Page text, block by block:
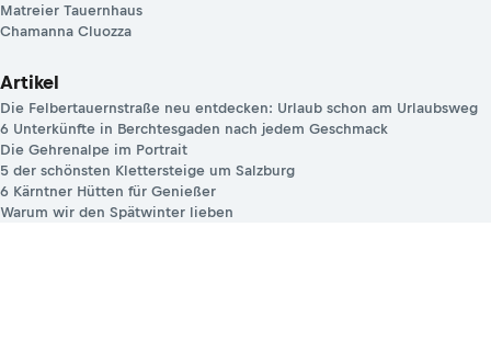
Matreier Tauernhaus
Chamanna Cluozza
Artikel
Die Felbertauernstraße neu entdecken: Urlaub schon am Urlaubsweg
6 Unterkünfte in Berchtesgaden nach jedem Geschmack
Die Gehrenalpe im Portrait
5 der schönsten Klettersteige um Salzburg
6 Kärntner Hütten für Genießer
Warum wir den Spätwinter lieben